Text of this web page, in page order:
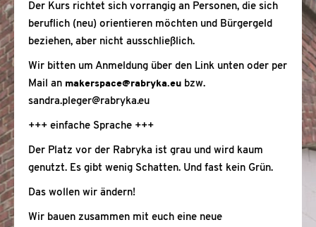
Der Kurs richtet sich vorrangig an Personen, die sich
beruflich (neu) orientieren möchten und Bürgergeld
beziehen, aber nicht ausschließlich.
Wir bitten um Anmeldung über den Link unten oder per
Mail an makerspace@rabryka.eu bzw.
sandra.pleger@rabryka.eu
+++ einfache Sprache +++
Der Platz vor der Rabryka ist grau und wird kaum
genutzt. Es gibt wenig Schatten. Und fast kein Grün.
Das wollen wir ändern!
Wir bauen zusammen mit euch eine neue